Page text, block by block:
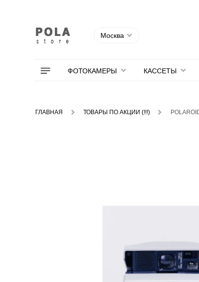
Москва
ФОТОКАМЕРЫ КАССЕТЫ
ГЛАВНАЯ ТОВАРЫ ПО АКЦИИ (!!!)